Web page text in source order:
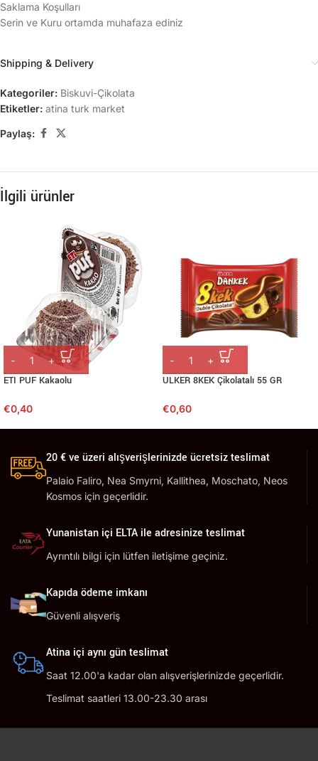
Saklama Koşulları
Serin ve Kuru ortamda muhafaza ediniz
Shipping & Delivery
Kategoriler: Biskuvi-Çikolata
Etiketler: atina turk market
Paylaş:
İlgili ürünler
ETI PUF Kakaolu
€0,40
ULKER 8KEK Çikolatalı 55 GR
€0,60
20 € ve üzeri alışverişlerinizde ücretsiz teslimat
Palaio Faliro, Nea Smyrni, Kallithea, Moschato, Neos
Kosmos için geçerlidir.
Yunanistan içi ELTA ile adresinize teslimat
Ayrıntılı bilgi için lütfen iletişime geçiniz.
Kapıda ödeme imkanı
Güvenli alışveriş
Atina içi aynı gün teslimat
Saat 12.00'a kadar olan alışverişlerinizde geçerlidir.
Teslimat saatleri 13.00-23.30 arası